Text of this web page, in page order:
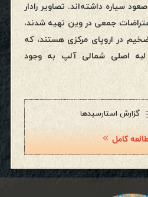
سیاره داشته‌اند. تصاویر رادار
جمعی در وین تهیه شدند،
در اروپای مرکزی هستند، که
اصلی شمالی آلپ به وجود
گزارش استارسیدها
کامل